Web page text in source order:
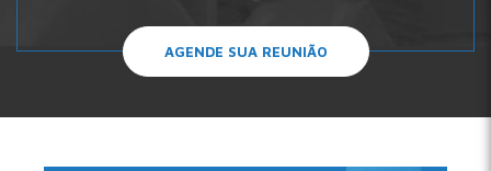
AGENDE SUA REUNIÃO